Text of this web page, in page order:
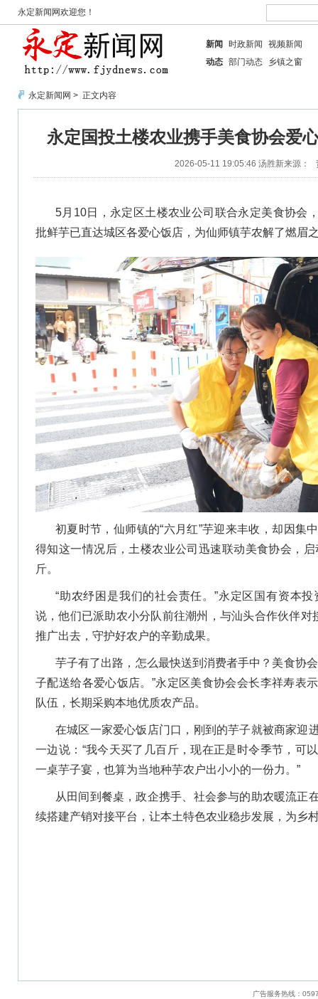
永定新闻网欢迎您！
新闻 时政新闻
视频新闻
动态 部门动态 乡镇之窗
永定新闻网 > 正文内容
永定国投土楼农业携手美食协会爱
2026-05-11 19:05:46 汤胜新来源：
5月10日，永定区土楼农业公司联合永定美食协会
批鲜芋已直达城区各爱心饭店，为仙师镇芋农解了燃眉
初夏时节，仙师镇的“六月红”芋迎来丰收，却因集
得知这一情况后，土楼农业公司迅速联动美食协会，
斤。
“助农纾困是我们的社会责任。”永定区国有资本
说，他们已派助农小分队前往潮州，与汕头合作伙伴对
推广出去，守护好农户的辛勤成果。
芋子有了出路，怎么最快送到消费者手中？美食协
子配送给各爱心饭店。”永定区美食协会会长李祥寿表
队伍，长期采购本地优质农产品。
在城区一家爱心饭店门口，刚到的芋子就被商家迎
一边说：“我今天买了几百斤，现在正是时令季节，可
一桌芋子宴，也算为当地种芋农户出小小的一份力。”
从田间到餐桌，政企携手、社会参与的助农暖流正
续搭建产销对接平台，让本土特色农业稳步发展，为乡
广告服务热线：